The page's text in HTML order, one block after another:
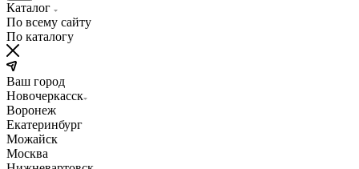
Каталог
По всему сайту
По каталогу
Ваш город
Новочеркасск
Воронеж
Екатеринбург
Можайск
Москва